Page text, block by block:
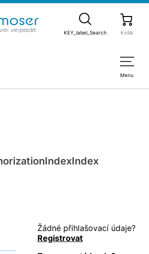
Žádné přihlašovací údaje?
Registrovat
Košík
KEY_label_Search
Menu